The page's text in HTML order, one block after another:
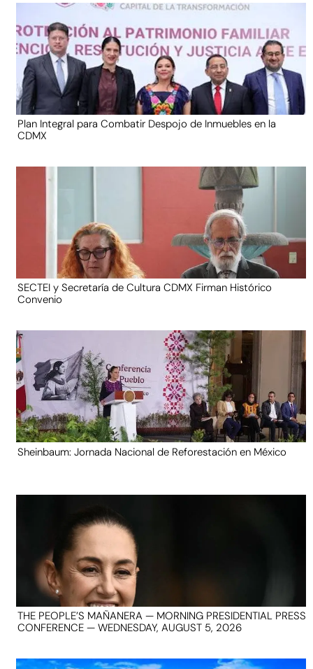
Plan Integral para Combatir Despojo de Inmuebles en la
CDMX
SECTEI y Secretaría de Cultura CDMX Firman Histórico
Convenio
Sheinbaum: Jornada Nacional de Reforestación en México
THE PEOPLE’S MAÑANERA — MORNING PRESIDENTIAL PRESS
CONFERENCE — WEDNESDAY, AUGUST 5, 2026